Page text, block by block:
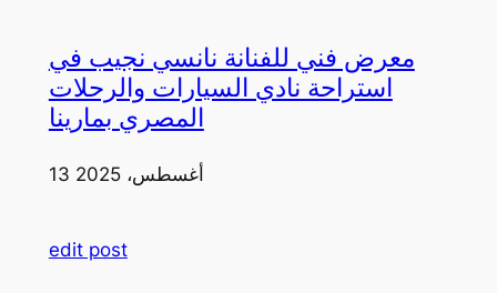
معرض فني للفنانة نانسي نجيب في
استراحة نادي السيارات والرحلات
المصري بمارينا
13 أغسطس، 2025
edit post